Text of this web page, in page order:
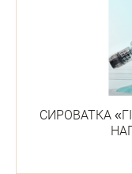
СИРОВАТКА